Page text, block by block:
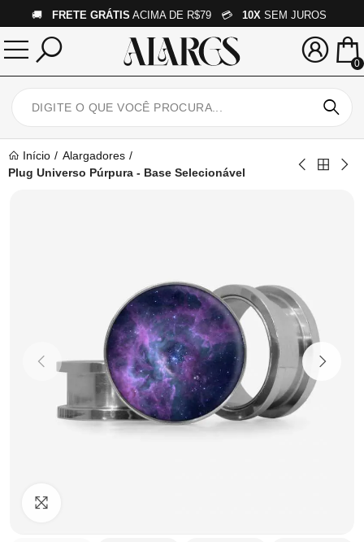
🚚 FRETE GRÁTIS ACIMA DE R$79 💳 10X SEM JUROS
0
Início
Alargadores
Plug Universo Púrpura - Base Selecionável